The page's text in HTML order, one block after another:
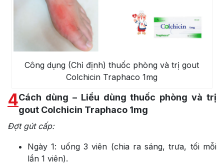
Công dụng (Chỉ định) thuốc phòng và trị gout
Colchicin Traphaco 1mg
4Cách dùng – Liều dùng thuốc phòng và trị
gout Colchicin Traphaco 1mg
Đợt gút cấp:
Ngày 1: uống 3 viên (chia ra sáng, trưa, tối mỗi
lần 1 viên).